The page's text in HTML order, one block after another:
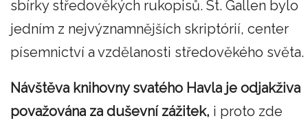
sbírky středověkých rukopisů. St. Gallen bylo
jedním z nejvýznamnějších skriptórií, center
písemnictví a vzdělanosti středověkého světa.
Návštěva knihovny svatého Havla je odjakživa
považována za duševní zážitek, i proto zde